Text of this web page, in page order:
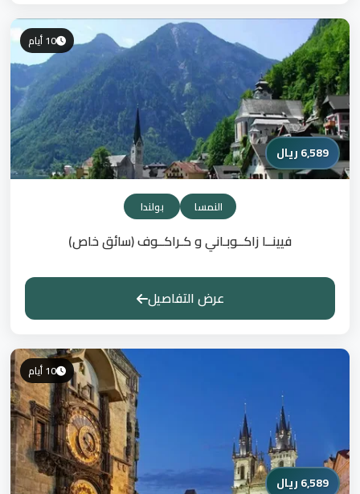
10 أيام
6,589 ريال
النمسا بولندا
فيينــا زاكــوبـاني و كـراكــوف (سائق خاص)
عرض التفاصيل
10 أيام
6,589 ريال